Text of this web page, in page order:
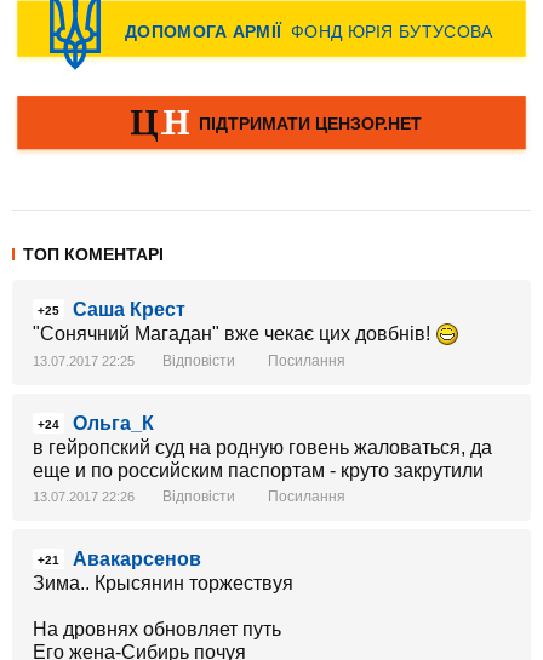
ТОП КОМЕНТАРІ
+25
Саша Крест
"Сонячний Магадан" вже чекає цих довбнів!
13.07.2017 22:25 Відповісти Посилання
+24
Ольга_К
в гейропский суд на родную говень жаловаться, да
еще и по российским паспортам - круто закрутили
13.07.2017 22:26 Відповісти Посилання
+21
Авакарсенов
Зима.. Крысянин торжествуя
На дровнях обновляет путь
Его жена-Сибирь почуя